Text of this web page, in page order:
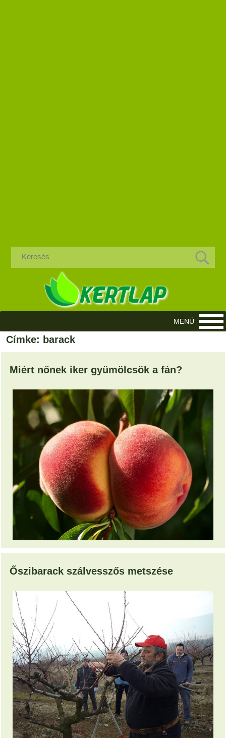
Címke: barack
Miért nőnek iker gyümölcsök a fán?
Őszibarack szálvesszős metszése